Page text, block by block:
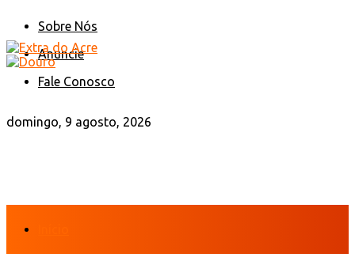
Sobre Nós
Anuncie
Fale Conosco
domingo, 9 agosto, 2026